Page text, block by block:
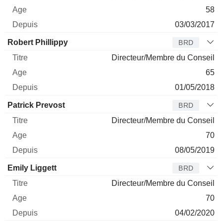
58
03/03/2017
Robert Phillippy BRD
Directeur/Membre du Conseil
65
01/05/2018
Patrick Prevost BRD
Directeur/Membre du Conseil
70
08/05/2019
Emily Liggett BRD
Directeur/Membre du Conseil
70
04/02/2020